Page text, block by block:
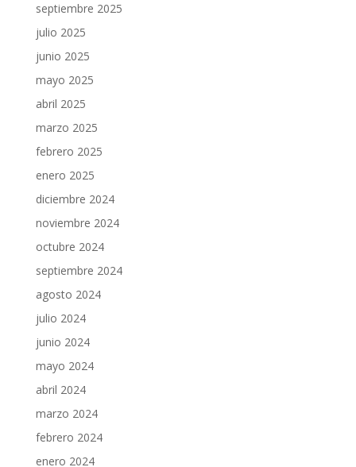
septiembre 2025
julio 2025
junio 2025
mayo 2025
abril 2025
marzo 2025
febrero 2025
enero 2025
diciembre 2024
noviembre 2024
octubre 2024
septiembre 2024
agosto 2024
julio 2024
junio 2024
mayo 2024
abril 2024
marzo 2024
febrero 2024
enero 2024